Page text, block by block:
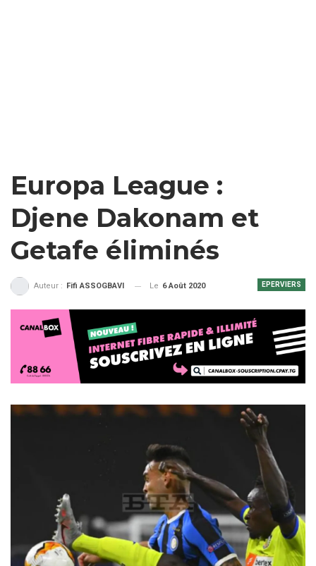
Europa League :
Djene Dakonam et
Getafe éliminés
EPERVIERS
Auteur : Fifi ASSOGBAVI Le 6 Août 2020